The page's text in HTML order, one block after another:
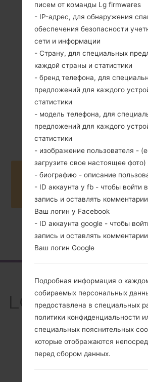
140 грамм (4.94
унции)
Unknown
Buy accessories on
Главная →Серия →LG Others
Обзор
Сравнить
писем от команды Lg firmwares
- IP-адрес, для обнаружения
обеспечения безопасности
сети и информации
- Страну, для специальных
каждой страны и статистики
- бренд телефона, для
предложений для каждого
статистики
- модель телефона, для
предложений для каждого
статистики
- изображение пользователя -
загрузите свое настоящее фото)
- биографию - описание
- ID аккаунта у fb - чтобы войти
запись и оставлять
Ваш логин у Facebook
- ID аккаунта google - чтобы
запись и оставлять
Ваш логин Google
Подробная информация о
собираемых персональных
предоставлена в специальных
политики конфиденциальности
специальных пояснительных
которые отображаются
перед сбором данных.